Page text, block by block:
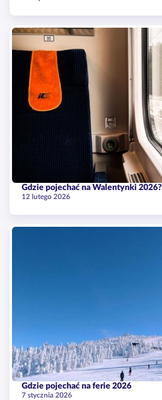
Gdzie pojechać na Walentynki 2026?
12 lutego 2026
Gdzie pojechać na ferie 2026
7 stycznia 2026